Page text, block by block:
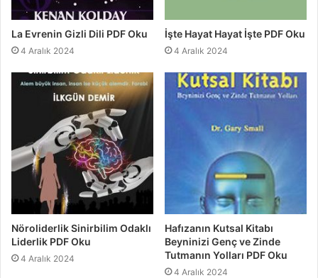
La Evrenin Gizli Dili PDF Oku
4 Aralık 2024
İşte Hayat Hayat İşte PDF Oku
4 Aralık 2024
Nöroliderlik Sinirbilim Odaklı
Liderlik PDF Oku
4 Aralık 2024
Hafızanın Kutsal Kitabı
Beyninizi Genç ve Zinde
Tutmanın Yolları PDF Oku
4 Aralık 2024